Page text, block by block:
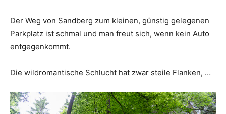
Der Weg von Sandberg zum kleinen, günstig gelegenen
Parkplatz ist schmal und man freut sich, wenn kein Auto
entgegenkommt.
Die wildromantische Schlucht hat zwar steile Flanken, …